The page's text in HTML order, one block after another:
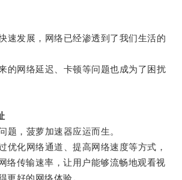
发展，网络已经渗透到了我们生活的
网络延迟、卡顿等问题也成为了困扰
，菠萝加速器应运而生。
化网络通道、提高网络速度等方式，
络传输速率，让用户能够流畅地观看视